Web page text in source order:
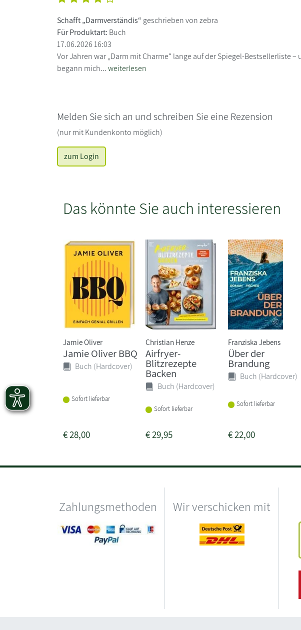
Schafft „Darmverständis“ geschrieben von zebra
Für Produktart: Buch
17.06.2026 16:03
Vor Jahren war „Darm mit Charme“ lange auf der Spiegel-Bestsellerliste
begann mich...weiterlesen
Melden Sie sich an und schreiben Sie eine Rezension
(nur mit Kundenkonto möglich)
zum Login
Das könnte Sie auch interessieren
Jamie Oliver
Jamie Oliver BBQ
Buch (Hardcover)
Sofort lieferbar
€28,00
Christian Henze
Airfryer-
Blitzrezepte
Backen
Buch (Hardcover)
Sofort lieferbar
€29,95
Franziska Jebens
Über der
Brandung
Buch (Hardcover)
Sofort lieferbar
€22,00
Zahlungsmethoden Wir verschicken mit